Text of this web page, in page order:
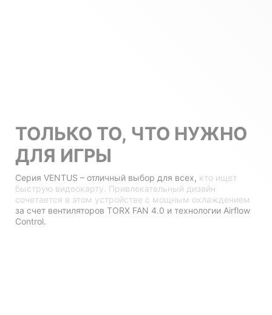
ТОЛЬКО ТО, ЧТО НУЖНО
ДЛЯ ИГРЫ
Серия VENTUS – отличный выбор для всех, кто ищет
быструю видеокарту. Привлекательный дизайн
сочетается в этом устройстве с мощным охлаждением
за счет вентиляторов TORX FAN 4.0 и технологии Airflow
Control.